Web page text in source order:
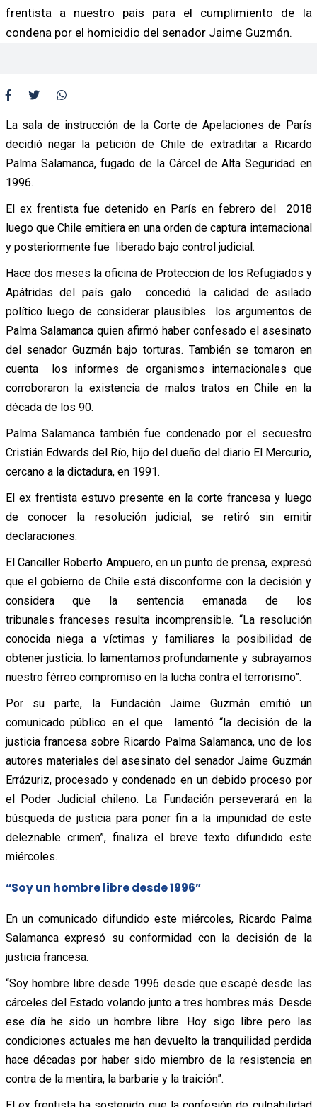
frentista a nuestro país para el cumplimiento de la
condena por el homicidio del senador Jaime Guzmán.
La sala de instrucción de la Corte de Apelaciones de París
decidió negar la petición de Chile de extraditar a Ricardo
Palma Salamanca, fugado de la Cárcel de Alta Seguridad en
1996.
El ex frentista fue detenido en París en febrero del 2018
luego que Chile emitiera en una orden de captura internacional
y posteriormente fue liberado bajo control judicial.
Hace dos meses la oficina de Proteccion de los Refugiados y
Apátridas del país galo concedió la calidad de asilado
político luego de considerar plausibles los argumentos de
Palma Salamanca quien afirmó haber confesado el asesinato
del senador Guzmán bajo torturas. También se tomaron en
cuenta los informes de organismos internacionales que
corroboraron la existencia de malos tratos en Chile en la
década de los 90.
Palma Salamanca también fue condenado por el secuestro
Cristián Edwards del Río, hijo del dueño del diario El Mercurio,
cercano a la dictadura, en 1991.
El ex frentista estuvo presente en la corte francesa y luego
de conocer la resolución judicial, se retiró sin emitir
declaraciones.
El Canciller Roberto Ampuero, en un punto de prensa, expresó
que el gobierno de Chile está disconforme con la decisión y
considera que la sentencia emanada de los
tribunales franceses resulta incomprensible. “La resolución
conocida niega a víctimas y familiares la posibilidad de
obtener justicia. lo lamentamos profundamente y subrayamos
nuestro férreo compromiso en la lucha contra el terrorismo”.
Por su parte, la Fundación Jaime Guzmán emitió un
comunicado público en el que lamentó “la decisión de la
justicia francesa sobre Ricardo Palma Salamanca, uno de los
autores materiales del asesinato del senador Jaime Guzmán
Errázuriz, procesado y condenado en un debido proceso por
el Poder Judicial chileno. La Fundación perseverará en la
búsqueda de justicia para poner fin a la impunidad de este
deleznable crimen”, finaliza el breve texto difundido este
miércoles.
“Soy un hombre libre desde 1996”
En un comunicado difundido este miércoles, Ricardo Palma
Salamanca expresó su conformidad con la decisión de la
justicia francesa.
“Soy hombre libre desde 1996 desde que escapé desde las
cárceles del Estado volando junto a tres hombres más. Desde
ese día he sido un hombre libre. Hoy sigo libre pero las
condiciones actuales me han devuelto la tranquilidad perdida
hace décadas por haber sido miembro de la resistencia en
contra de la mentira, la barbarie y la traición”.